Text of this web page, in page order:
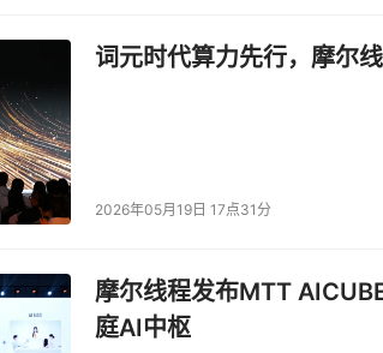
词元时代算力先行，摩尔
2026年05月19日 17点31分
摩尔线程发布MTT
庭AI中枢